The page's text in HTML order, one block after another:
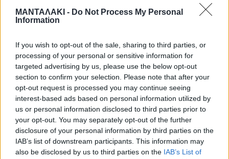
ΜΑΝΤΑΛΑΚΙ - Do Not Process My Personal
Information
If you wish to opt-out of the sale, sharing to third parties, or
processing of your personal or sensitive information for
targeted advertising by us, please use the below opt-out
section to confirm your selection. Please note that after your
opt-out request is processed you may continue seeing
interest-based ads based on personal information utilized by
us or personal information disclosed to third parties prior to
your opt-out. You may separately opt-out of the further
disclosure of your personal information by third parties on the
IAB’s list of downstream participants. This information may
also be disclosed by us to third parties on the IAB’s List of
Οι νικητές λοιπόν, του φετινού,
δεύτερου, κύκλου του J2US στον
Alpha είναι η Ηρώ Λεχουρίτη και ο
Ιάσονας Παπαματθαίου! Το ζευγάρι,
που από την πρώτη κιόλας εμφάνιση
στο show εντυπωσίασε με τις
επιδόσεις του και κατάφερε να
τερματίσει πρώτο!